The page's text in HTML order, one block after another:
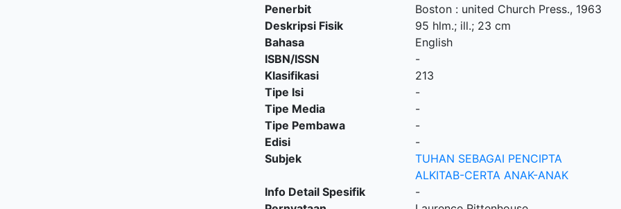
Penerbit
Boston: united Church Press., 1963
Deskripsi Fisik
95 hlm.; ill.; 23 cm
Bahasa
English
ISBN/ISSN
-
Klasifikasi
213
Tipe Isi
-
Tipe Media
-
Tipe Pembawa
-
Edisi
-
Subjek
TUHAN SEBAGAI PENCIPTA
ALKITAB-CERTA ANAK-ANAK
Info Detail Spesifik
-